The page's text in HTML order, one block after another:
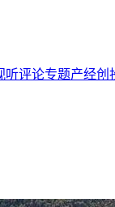
听评论专题产经创